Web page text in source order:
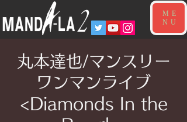
ME
NU
丸本達也/マンスリー
ワンマンライブ
<Diamonds In the